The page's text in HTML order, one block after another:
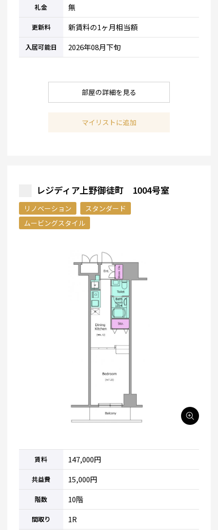
礼金 無
更新料 新賃料の1ヶ月相当額
入居可能日 2026年08月下旬
部屋の詳細を見る
マイリストに追加
レジディア上野御徒町 1004号室
リノベーション
スタンダード
ムービングスタイル
賃料 147,000円
共益費 15,000円
階数 10階
間取り 1R